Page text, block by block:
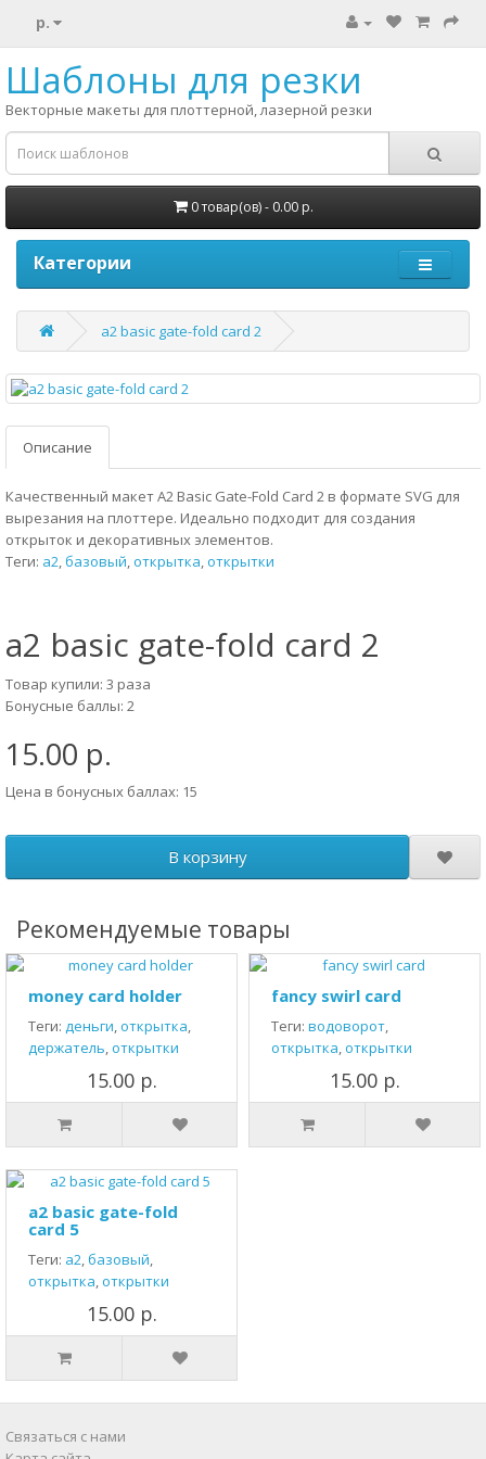
р.
Шаблоны для резки
Векторные макеты для плоттерной, лазерной резки
0 товар(ов) - 0.00 р.
Категории
a2 basic gate-fold card 2
Описание
Качественный макет A2 Basic Gate-Fold Card 2 в формате SVG для
вырезания на плоттере. Идеально подходит для создания
открыток и декоративных элементов.
Теги: а2,базовый,открытка,открытки
a2 basic gate-fold card 2
Товар купили: 3 раза
Бонусные баллы: 2
15.00 р.
Цена в бонусных баллах: 15
В корзину
Рекомендуемые товары
money card holder
Теги: деньги,открытка,
держатель,открытки
15.00 р.
fancy swirl card
Теги: водоворот,
открытка,открытки
15.00 р.
a2 basic gate-fold
card 5
Теги: а2,базовый,
открытка,открытки
15.00 р.
Связаться с нами